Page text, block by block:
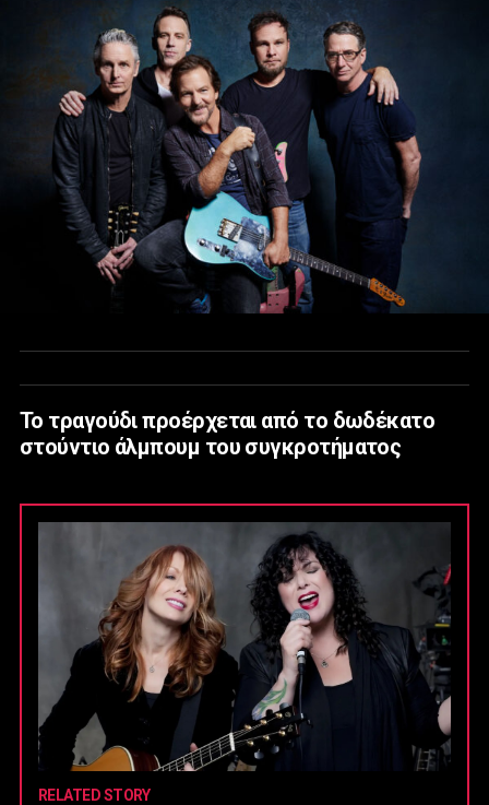
To τραγούδι προέρχεται από το δωδέκατο
στούντιο άλμπουμ του συγκροτήματος
RELATED STORY